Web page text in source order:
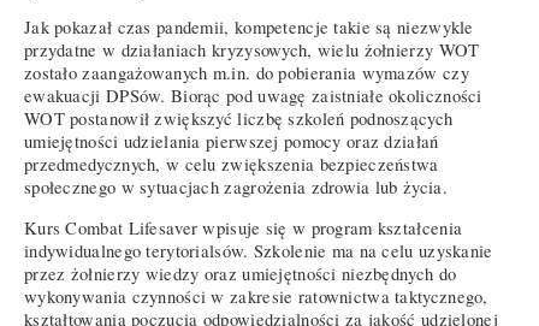
Jak pokazał czas pandemii, kompetencje takie są niezwykle
przydatne w działaniach kryzysowych, wielu żołnierzy WOT
zostało zaangażowanych m.in. do pobierania wymazów czy
ewakuacji DPSów. Biorąc pod uwagę zaistniałe okoliczności
WOT postanowił zwiększyć liczbę szkoleń podnoszących
umiejętności udzielania pierwszej pomocy oraz działań
przedmedycznych, w celu zwiększenia bezpieczeństwa
społecznego w sytuacjach zagrożenia zdrowia lub życia.
Kurs Combat Lifesaver wpisuje się w program kształcenia
indywidualnego terytorialsów. Szkolenie ma na celu uzyskanie
przez żołnierzy wiedzy oraz umiejętności niezbędnych do
wykonywania czynności w zakresie ratownictwa taktycznego,
kształtowania poczucia odpowiedzialności za jakość udzielonej